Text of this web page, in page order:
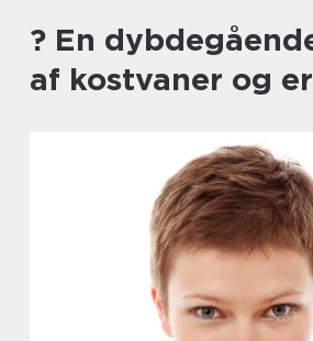
? En
af kostvaner og